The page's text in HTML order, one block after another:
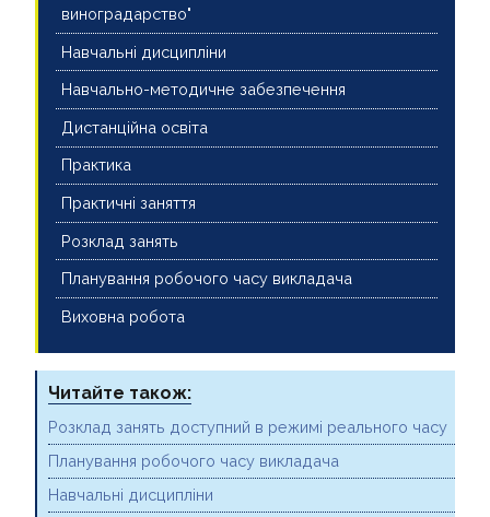
виноградарство"
Навчальні дисципліни
Навчально-методичне забезпечення
Дистанційна освіта
Практика
Практичні заняття
Розклад занять
Планування робочого часу викладача
Виховна робота
Читайте також:
Розклад занять доступний в режимі реального часу
Планування робочого часу викладача
Навчальні дисципліни